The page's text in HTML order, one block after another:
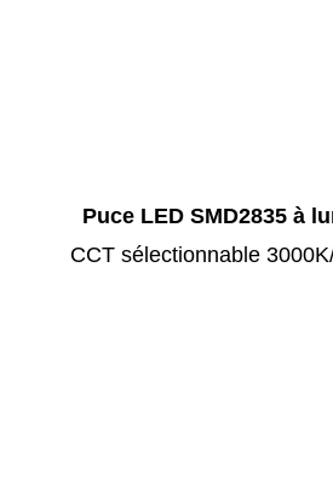
Puce LED SMD2835 à
CCT sélectionnable